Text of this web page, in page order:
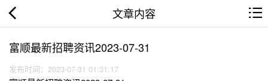
文章内容
富顺最新招聘资讯2023-07-31
发布时间：2023-07-31 01:31:17